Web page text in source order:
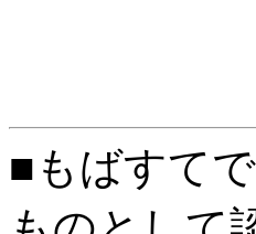
■もばすて